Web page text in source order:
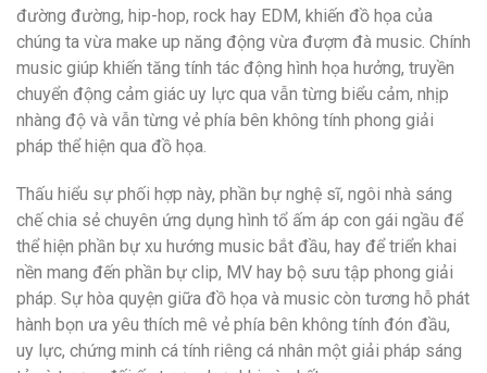
đường đường, hip-hop, rock hay EDM, khiến đồ họa của
chúng ta vừa make up năng động vừa đượm đà music. Chính
music giúp khiến tăng tính tác động hình họa hưởng, truyền
chuyển động cảm giác uy lực qua vẫn từng biểu cảm, nhịp
nhàng độ và vẫn từng vẻ phía bên không tính phong giải
pháp thể hiện qua đồ họa.
Thấu hiểu sự phối hợp này, phần bự nghệ sĩ, ngôi nhà sáng
chế chia sẻ chuyên ứng dụng hình tổ ấm áp con gái ngầu để
thể hiện phần bự xu hướng music bắt đầu, hay để triển khai
nền mang đến phần bự clip, MV hay bộ sưu tập phong giải
pháp. Sự hòa quyện giữa đồ họa và music còn tương hỗ phát
hành bọn ưa yêu thích mê vẻ phía bên không tính đón đầu,
uy lực, chứng minh cá tính riêng cá nhân một giải pháp sáng